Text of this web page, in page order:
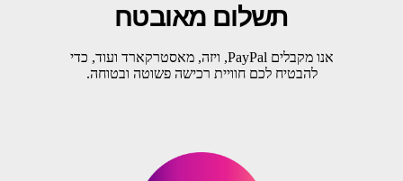
תשלום מאובטח
אנו מקבלים PayPal, ויזה, מאסטרקארד ועוד, כדי
להבטיח לכם חוויית רכישה פשוטה ובטוחה.